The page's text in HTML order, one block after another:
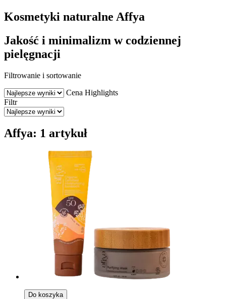
Kosmetyki naturalne Affya
Jakość i minimalizm w codziennej
pielęgnacji
Filtrowanie i sortowanie
Cena Highlights
Filtr
Affya: 1 artykuł
Do koszyka